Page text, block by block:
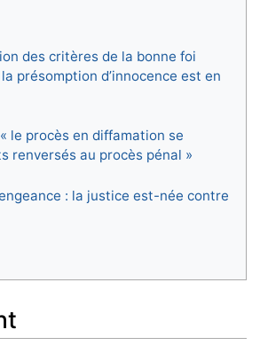
des critères de la bonne foi
présomption d’innocence est en
le procès en diffamation se
renversés au procès pénal »
: la justice est-née contre